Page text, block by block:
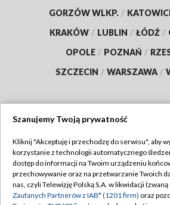
GORZÓW WLKP. /
KRAKÓW / LUBLIN / ŁÓDŹ /
OPOLE / POZNAŃ /
SZCZECIN / WARSZAWA /
TVP
Abonament TVP
Emisja w TVP
Regulamin TVP
Polityka
Szanujemy Twoją prywatność
Kliknij "Akceptuję i przechodzę do serwisu", aby
korzystanie z technologii automatycznego
dostęp do informacji na Twoim urządzeniu
przechowywanie oraz na przetwarzanie Twoich
nas, czyli Telewizję Polską S.A. w likwidacji
Zaufanych Partnerów z IAB* (1201 firm) oraz